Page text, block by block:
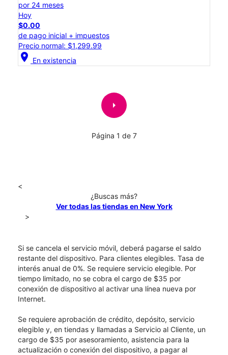
por 24 meses
Hoy
$0.00
de pago inicial + impuestos
Precio normal: $1,299.99
location_on En existencia
arrow_right
Página 1 de 7
<
¿Buscas más?
Ver todas las tiendas en New York
>
Si se cancela el servicio móvil, deberá pagarse el saldo
restante del dispositivo. Para clientes elegibles. Tasa de
interés anual de 0%. Se requiere servicio elegible. Por
tiempo limitado, no se cobra el cargo de $35 por
conexión de dispositivo al activar una línea nueva por
Internet.
Se requiere aprobación de crédito, depósito, servicio
elegible y, en tiendas y llamadas a Servicio al Cliente, un
cargo de $35 por asesoramiento, asistencia para la
actualización o conexión del dispositivo, a pagar al